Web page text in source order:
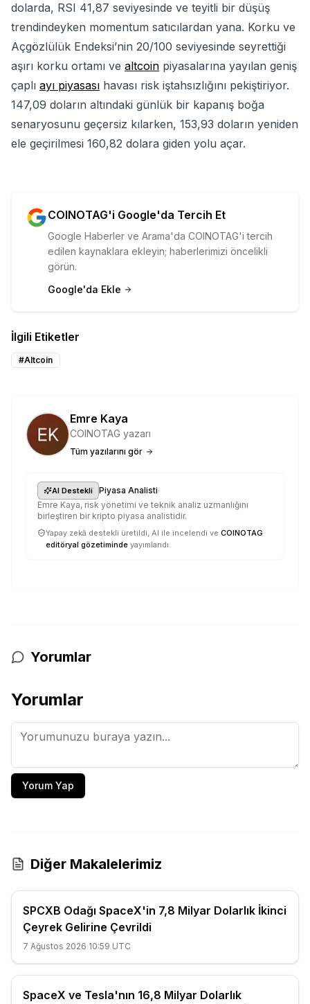
dolarda, RSI 41,87 seviyesinde ve teyitli bir düşüş
trendindeyken momentum satıcılardan yana. Korku ve
Açgözlülük Endeksi’nin 20/100 seviyesinde seyrettiği
aşırı korku ortamı ve altcoin piyasalarına yayılan geniş
çaplı ayı piyasası havası risk iştahsızlığını pekiştiriyor.
147,09 doların altındaki günlük bir kapanış boğa
senaryosunu geçersiz kılarken, 153,93 doların yeniden
ele geçirilmesi 160,82 dolara giden yolu açar.
COINOTAG'i Google'da Tercih Et
Google Haberler ve Arama'da COINOTAG'i tercih
edilen kaynaklara ekleyin; haberlerimizi öncelikli
görün.
Google'da Ekle
İlgili Etiketler
#Altcoin
Emre Kaya
COINOTAG yazarı
Tüm yazılarını gör
AI Destekli Piyasa Analisti·
Emre Kaya, risk yönetimi ve teknik analiz uzmanlığını
birleştiren bir kripto piyasa analistidir.
Yapay zekâ destekli üretildi, AI ile incelendi ve COINOTAG
editöryal gözetiminde yayımlandı.
Yorumlar
Yorumlar
Yorum Yap
Diğer Makalelerimiz
SPCXB Odağı SpaceX'in 7,8 Milyar Dolarlık İkinci
Çeyrek Gelirine Çevrildi
7 Ağustos 2026 10:59 UTC
SpaceX ve Tesla'nın 16,8 Milyar Dolarlık